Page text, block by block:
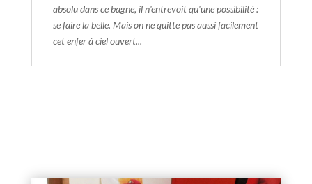
absolu dans ce bagne, il n'entrevoit qu'une possibilité :
se faire la belle. Mais on ne quitte pas aussi facilement
cet enfer à ciel ouvert...